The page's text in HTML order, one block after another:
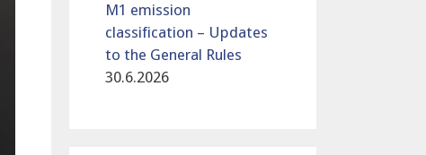
M1 emission
classification – Updates
to the General Rules
30.6.2026